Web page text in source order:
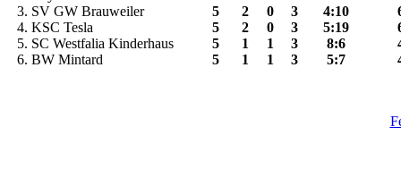
3. SV GW Brauweiler
5 2 0 3 4:10
4. KSC Tesla
5 2 0 3 5:19
5. SC Westfalia Kinderhaus
5 1 1 3 8:6
6. BW Mintard
5 1 1 3 5:7